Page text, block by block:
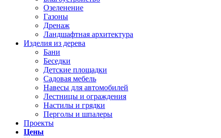
Озеленение
Газоны
Дренаж
Ландшафтная архитектура
Изделия из дерева
Бани
Беседки
Детские площадки
Садовая мебель
Навесы для автомобилей
Лестницы и ограждения
Настилы и грядки
Перголы и шпалеры
Проекты
Цены